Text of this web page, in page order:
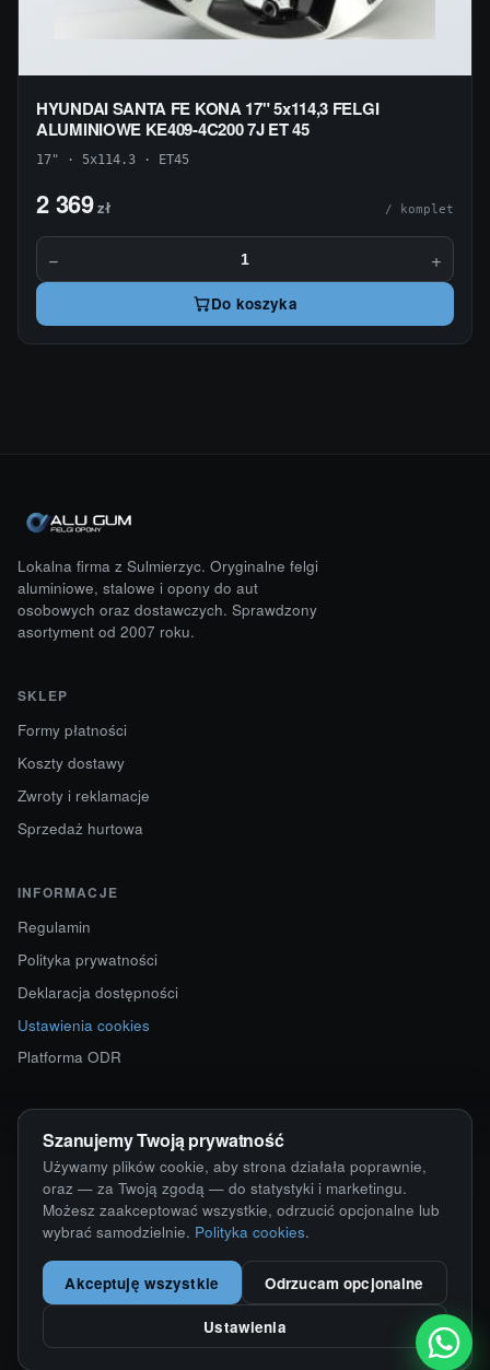
HYUNDAI SANTA FE KONA 17" 5x114,3 FELGI
ALUMINIOWE KE409-4C200 7J ET 45
17" · 5x114.3 · ET45
2 369zł / komplet
− +
Do koszyka
Lokalna firma z Sulmierzyc. Oryginalne felgi
aluminiowe, stalowe i opony do aut
osobowych oraz dostawczych. Sprawdzony
asortyment od 2007 roku.
SKLEP
Formy płatności
Koszty dostawy
Zwroty i reklamacje
Sprzedaż hurtowa
INFORMACJE
Regulamin
Polityka prywatności
Deklaracja dostępności
Ustawienia cookies
Platforma ODR
KONTAKT
ul. Starokościelna 12
63-750 Sulmierzyce
792 171 171 · 791 110 055
alumy@alugum.pl
© 2026 ALU-GUM Sławomir Wizner · NIP 6211676163
KamikStudio
Szanujemy Twoją prywatność
Używamy plików cookie, aby strona działała poprawnie,
oraz — za Twoją zgodą — do statystyki i marketingu.
Możesz zaakceptować wszystkie, odrzucić opcjonalne lub
wybrać samodzielnie. Polityka cookies.
Akceptuję wszystkie Odrzucam opcjonalne
Ustawienia